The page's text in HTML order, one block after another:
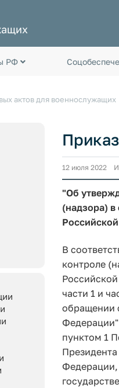
РФ
актов для военнослужащих
12 июля 2022
"Об
(надзора)
В
контроле
части 1 и
обращении
Федерации"
пунктом 1
Федерации,